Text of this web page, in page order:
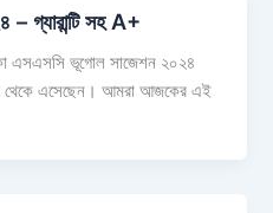
গ্যারান্টি সহ A+
এসএসসি ভূগোল সাজেশন ২০২৪
থেকে এসেছেন। আমরা আজকের এই